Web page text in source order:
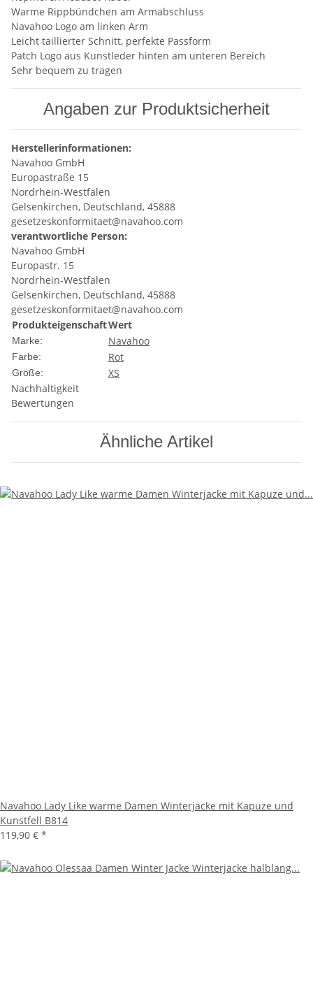
Warme Rippbündchen am Armabschluss
Navahoo Logo am linken Arm
Leicht taillierter Schnitt, perfekte Passform
Patch Logo aus Kunstleder hinten am unteren Bereich
Sehr bequem zu tragen
Angaben zur Produktsicherheit
Herstellerinformationen:
Navahoo GmbH
Europastraße 15
Nordrhein-Westfalen
Gelsenkirchen, Deutschland, 45888
gesetzeskonformitaet@navahoo.com
verantwortliche Person:
Navahoo GmbH
Europastr. 15
Nordrhein-Westfalen
Gelsenkirchen, Deutschland, 45888
gesetzeskonformitaet@navahoo.com
ProdukteigenschaftWert
Marke: Navahoo
Farbe: Rot
Größe:
XS
Nachhaltigkeit
Bewertungen
Ähnliche Artikel
Navahoo Lady Like warme Damen Winterjacke mit Kapuze und
Kunstfell B814
119,90 € *